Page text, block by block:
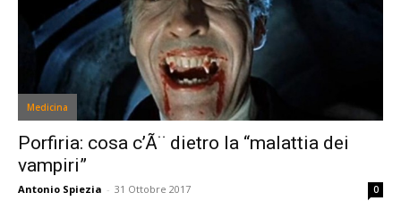
Medicina
Porfiria: cosa c’Ã¨ dietro la “malattia dei
vampiri”
Antonio Spiezia - 31 Ottobre 2017 0